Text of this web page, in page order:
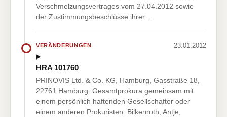
Verschmelzungsvertrages vom 27.04.2012 sowie
der Zustimmungsbeschlüsse ihrer…
VERÄNDERUNGEN 23.01.2012
HRA 101760
PRINOVIS Ltd. & Co. KG, Hamburg, Gasstraße 18,
22761 Hamburg. Gesamtprokura gemeinsam mit
einem persönlich haftenden Gesellschafter oder
einem anderen Prokuristen: Bilkenroth, Antje,